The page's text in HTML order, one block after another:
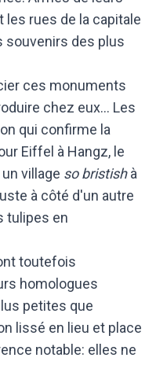
les rues de la capitale
souvenirs des plus
ces monuments
chez eux… Les
qui confirme la
Eiffel à Hangz, le
village so bristishà
à côté d'un autre
tulipes en
toutefois
homologues
petites que
lissé en lieu et place
notable: elles ne